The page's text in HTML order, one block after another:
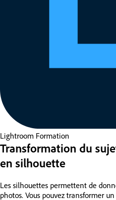
Lightroom Formation
Transformation du
en silhouette
Les silhouettes permettent de
photos. Vous pouvez transformer